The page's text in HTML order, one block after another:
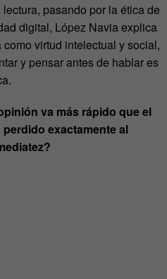
pasando por la ética de
digital, López Navia explica
virtud intelectual y social,
y pensar antes de hablar es
va más rápido que el
exactamente al